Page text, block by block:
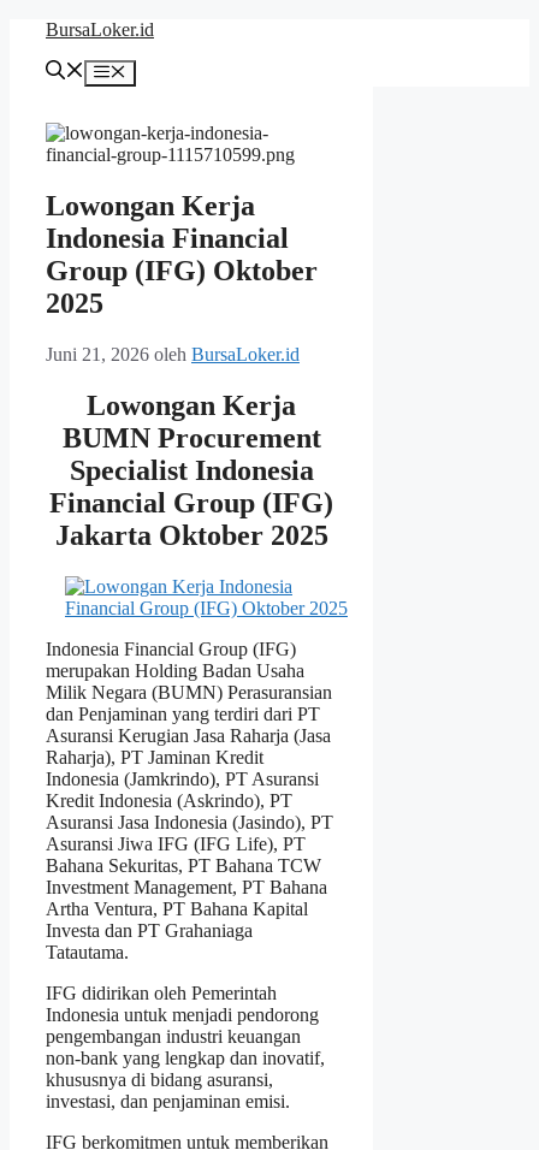
Langsung
BursaLoker.id
Menu
Lowongan Kerja
Indonesia Financial
Group (IFG) Oktober
2025
Juni 21, 2026 oleh BursaLoker.id
Lowongan Kerja
BUMN Procurement
Specialist Indonesia
Financial Group (IFG)
Jakarta Oktober 2025
Indonesia Financial Group (IFG)
merupakan Holding Badan Usaha
Milik Negara (BUMN) Perasuransian
dan Penjaminan yang terdiri dari PT
Asuransi Kerugian Jasa Raharja (Jasa
Raharja), PT Jaminan Kredit
Indonesia (Jamkrindo), PT Asuransi
Kredit Indonesia (Askrindo), PT
Asuransi Jasa Indonesia (Jasindo), PT
Asuransi Jiwa IFG (IFG Life), PT
Bahana Sekuritas, PT Bahana TCW
Investment Management, PT Bahana
Artha Ventura, PT Bahana Kapital
Investa dan PT Grahaniaga
Tatautama.
IFG didirikan oleh Pemerintah
Indonesia untuk menjadi pendorong
pengembangan industri keuangan
non-bank yang lengkap dan inovatif,
khususnya di bidang asuransi,
investasi, dan penjaminan emisi.
IFG berkomitmen untuk memberikan